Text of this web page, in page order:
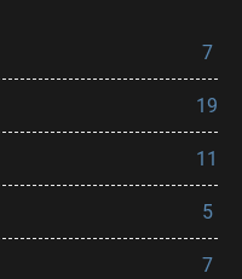
7
19
11
5
7